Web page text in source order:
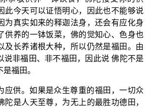
此今天可以证悟明心，因此也不能够说
为真实如来的释迦法身，还会有应化身
供养的一钵饭菜，佛的觉知心、色身也
及长养诸根大种，所以仍然是福田。由
说非福田、非不福田，因此说 佛陀不是
福田。
应供。如果是众生尊重的福田，一切众
陀是人天至尊，为无上的最胜功德田，